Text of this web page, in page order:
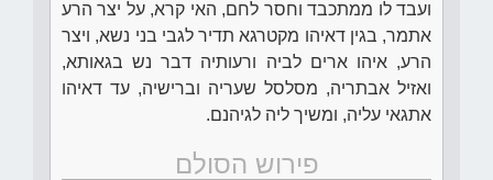
ועבד לו ממתכבד וחסר לחם, האי קרא, על יצר הרע
אתמר, בגין דאיהו מקטרגא תדיר לגבי בני נשא, ויצר
הרע, איהו ארים לביה ורעותיה דבר נש בגאותא,
ואזיל אבתריה, מסלסל שעריה וברישיה, עד דאיהו
אתגאי עליה, ומשיך ליה לגיהנם.
פירוש הסולם